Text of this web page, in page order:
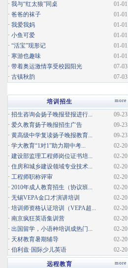
01-01
· 我与“红太狼”同桌
01-01
· 爸爸的袜子
01-01
· 我爱我妈
01-01
· 小鱼可爱
01-01
· “活宝”现形记
01-01
· 寒游也趣味
07-03
· 带着奥运激情享受校园阳光
07-03
· 古镇秋韵
more
培训招生
09-23
· 招生咨询会扬子晚报登报进行...
09-23
· 爱久教育扬子晚报招生广告
09-23
· 黄高级中学复读扬子晚报教育...
02-20
· 学大教育“1对1”助力期中考...
02-20
· 建设部监理工程师岗位证书培...
02-20
· 住房和城乡建设领域专业技术...
02-20
· 工程师职称评审
02-20
· 2010年成人教育招生（协议班...
02-20
· 无锡VEPA金口才演讲培训
02-20
· 培训师资格认证培训（VEPA超...
02-20
· 南京疯狂英语集训营
02-20
· 出国留学，小语种培训成热门...
02-20
· 天材教育暑期辅导
02-20
· 伯利兹·国际少儿英语
more
远程教育